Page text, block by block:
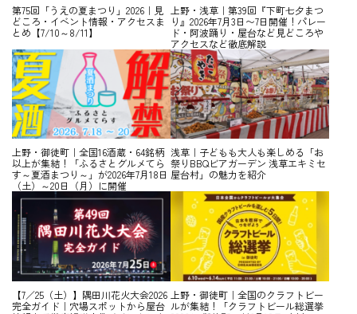
第75回「うえの夏まつり」2026｜見
どころ・イベント情報・アクセスま
とめ【7/10～8/11】
上野・浅草｜第39回『下町七夕まつ
り』2026年7月3日〜7日開催！パレー
ド・阿波踊り・屋台など見どころや
アクセスなど徹底解説
上野・御徒町｜全国16酒蔵・64銘柄
以上が集結！「ふるさとグルメてら
す～夏酒まつり～」が2026年7月18日
（土）～20日（月）に開催
浅草｜子どもも大人も楽しめる「お
祭りBBQビアガーデン 浅草エキミセ
屋台村」の魅力を紹介
【7／25（土）】隅田川花火大会2026
完全ガイド｜穴場スポットから屋台
上野・御徒町｜全国のクラフトビー
ルが集結！「クラフトビール総選挙